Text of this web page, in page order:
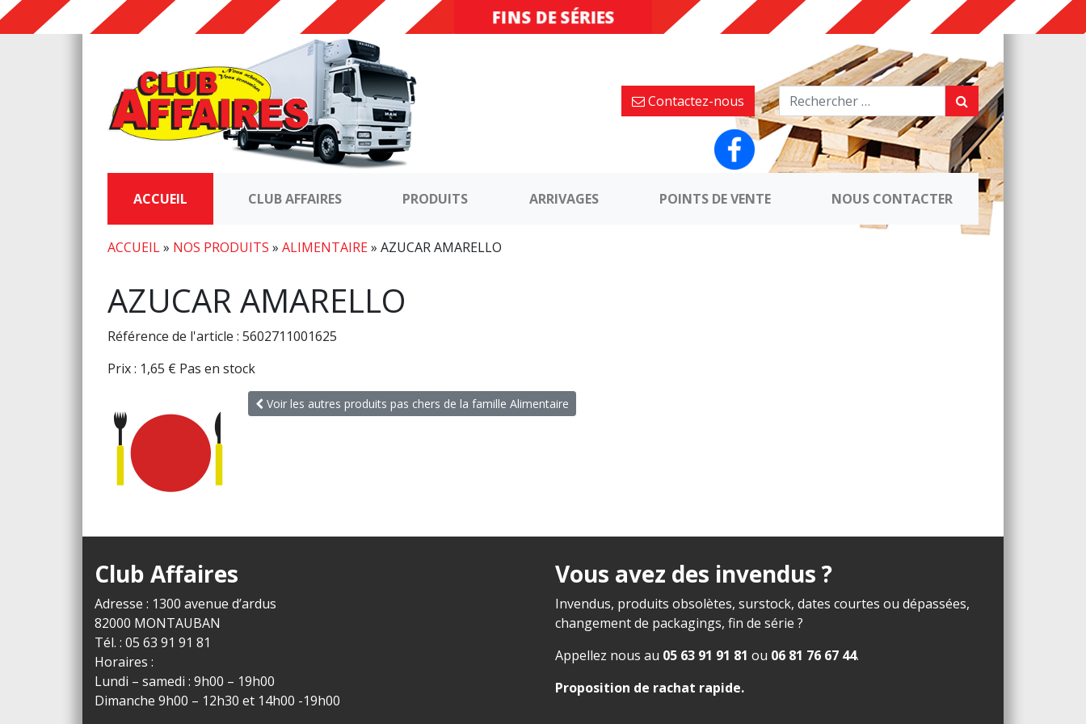
DESTOCKAGE
FINS DE SÉRIES
Contactez-nous
ACCUEIL CLUB AFFAIRES PRODUITS ARRIVAGES POINTS DE VENTE NOUS CONTACTER
ACCUEIL» NOS PRODUITS » ALIMENTAIRE» AZUCAR AMARELLO
AZUCAR AMARELLO
Référence de l'article : 5602711001625
Prix : 1,65 € Pas en stock
Voir les autres produits pas chers de la famille Alimentaire
Club Affaires
Adresse : 1300 avenue d’ardus
82000 MONTAUBAN
Tél. : 05 63 91 91 81
Horaires :
Lundi – samedi : 9h00 – 19h00
Dimanche 9h00 – 12h30 et 14h00 -19h00
Vous avez des invendus ?
Invendus, produits obsolètes, surstock, dates courtes ou dépassées,
changement de packagings, fin de série ?
Appellez nous au 05 63 91 91 81 ou 06 81 76 67 44.
Proposition de rachat rapide.